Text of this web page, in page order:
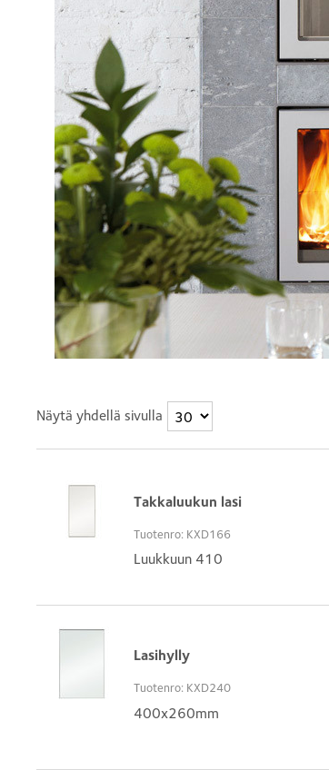
Näytä yhdellä sivulla
Takkaluukun lasi
Tuotenro: KXD166
Luukkuun 410
Lasihylly
Tuotenro: KXD240
400x260mm